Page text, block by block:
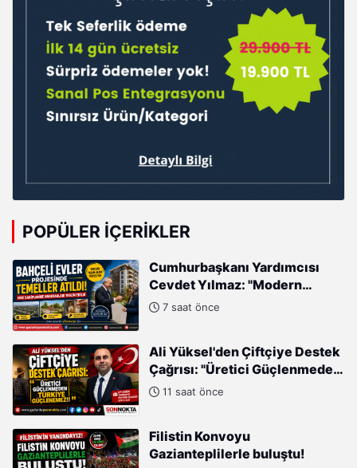
POPÜLER İÇERIKLER
Cumhurbaşkanı Yardımcısı
Cevdet Yılmaz: "Modern
Türkiye'nin İmarında
7 saat önce
Ali Yüksel'den Çiftçiye Destek
Çağrısı: "Üretici Güçlenmeden
Türkiye Güçlenemez!"
11 saat önce
Filistin Konvoyu
Gazianteplilerle buluştu!